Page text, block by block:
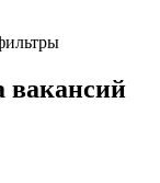
вакансий